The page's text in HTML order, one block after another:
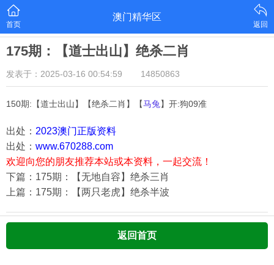
首页
澳门精华区
返回
175期：【道士出山】绝杀二肖
发表于：2025-03-16 00:54:59 14850863
150期:【道士出山】【绝杀二肖】【马兔 】开:狗09准
出处： 2023澳门正版资料
出处： www.670288.com
欢迎向您的朋友推荐本站或本资料，一起交流！
下篇：175期：【无地自容】绝杀三肖
上篇：175期：【两只老虎】绝杀半波
返回首页